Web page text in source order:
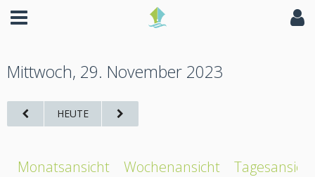
Mittwoch, 29. November 2023
HEUTE
Monatsansicht Wochenansicht Tagesansicht